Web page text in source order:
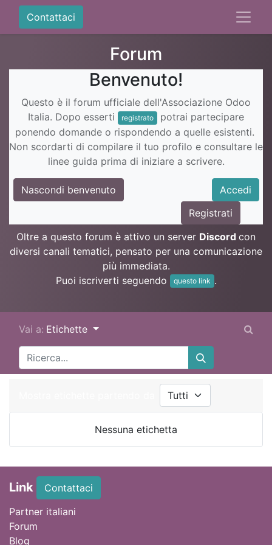
Contattaci
Forum
Benvenuto!
Questo è il forum ufficiale dell'Associazione Odoo
Italia. Dopo esserti
registrato
potrai partecipare
ponendo domande o rispondendo a quelle esistenti.
Non scordarti di compilare il tuo profilo e consultare le
linee guida prima di iniziare a scrivere.
Nascondi benvenuto
Accedi
Registrati
Oltre a questo forum è attivo un server Discord con
diversi canali tematici, pensato per una comunicazione
più immediata.
Puoi iscriverti seguendo
questo link .
Vai a: Etichette
Nessuna etichetta
Link
Contattaci
Partner italiani
Forum
Blog